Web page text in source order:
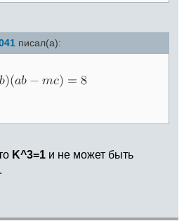
писал(а):
K^3=1 и не может быть